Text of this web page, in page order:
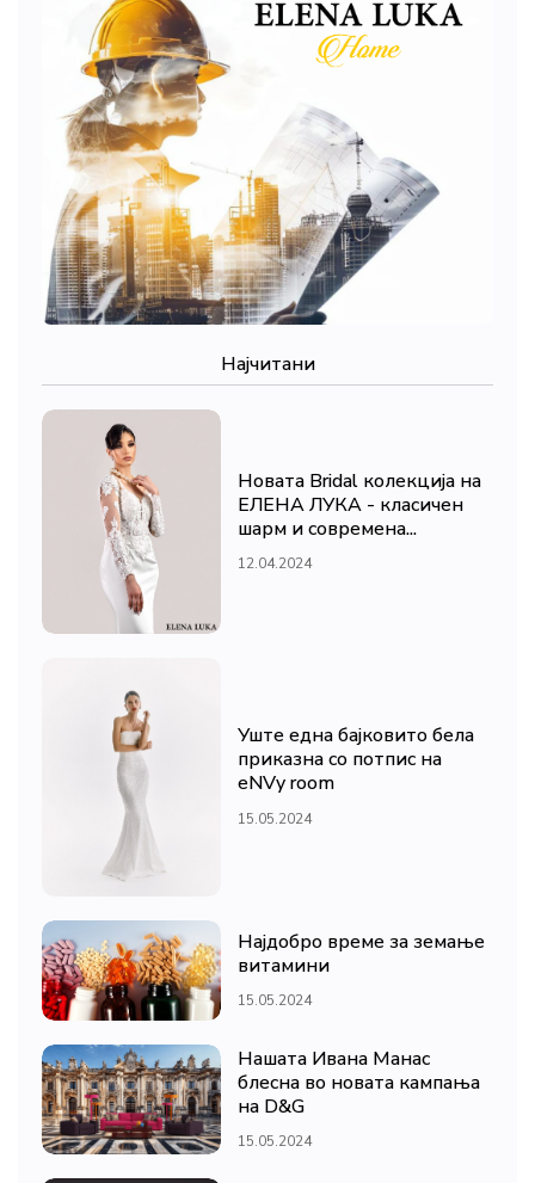
Најчитани
Новата Bridal колекција на
ЕЛЕНА ЛУКА - класичен
шарм и современа...
12.04.2024
Уште една бајковито бела
приказна со потпис на
eNVy room
15.05.2024
Најдобро време за земање
витамини
15.05.2024
Нашата Ивана Манас
блесна во новата кампања
на D&G
15.05.2024